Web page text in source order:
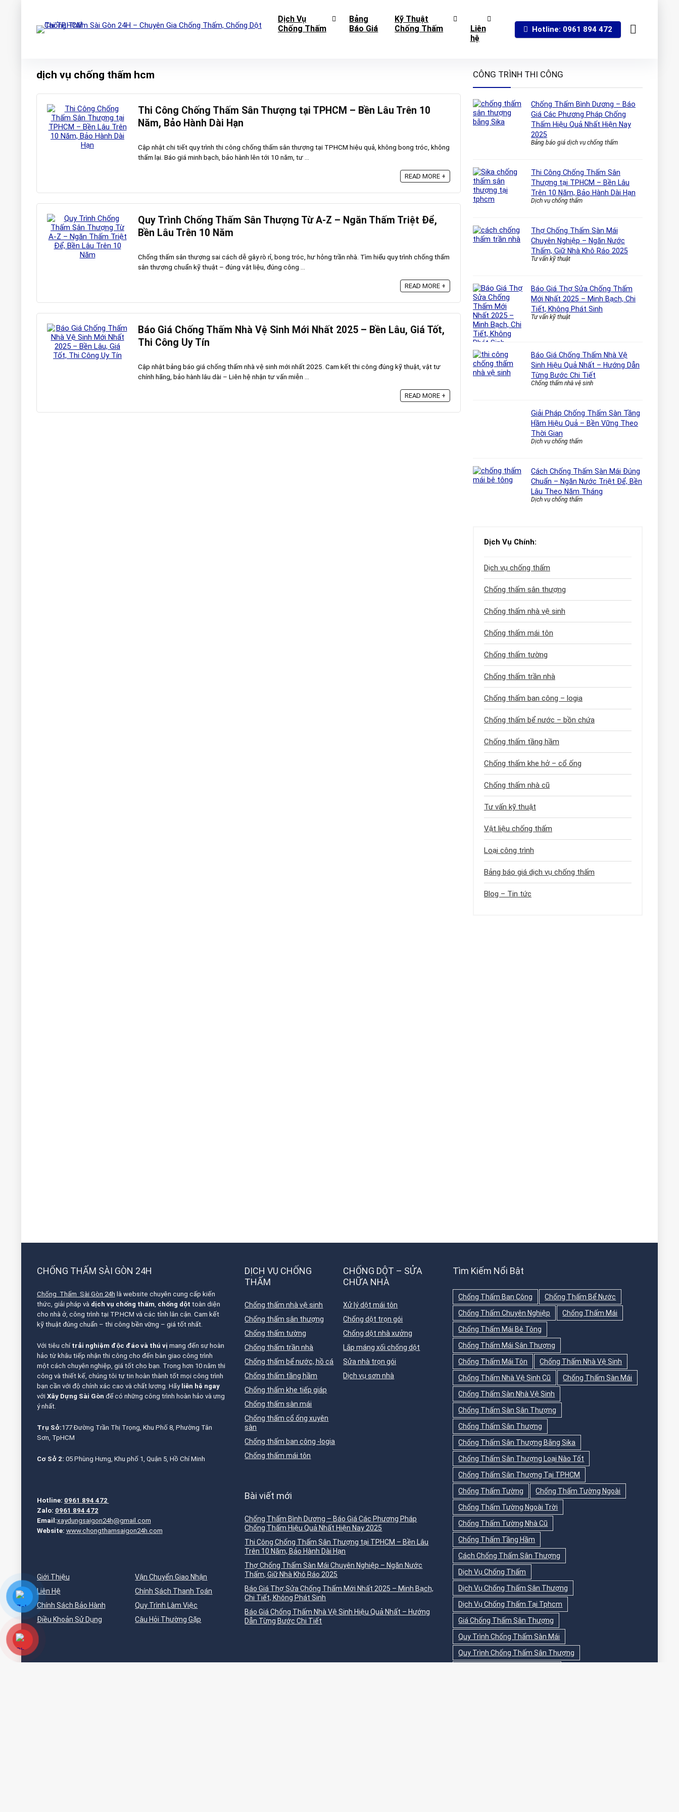
Dịch Vụ
Chống Thấm
Bảng
Báo Giá
Kỹ Thuật
Chống Thấm
Liên
hệ
Hotline: 0961 894 472
dịch vụ chống thấm hcm
Thi Công Chống Thấm Sân Thượng tại TPHCM – Bền Lâu Trên 10
Năm, Bảo Hành Dài Hạn
Cập nhật chi tiết quy trình thi công chống thấm sân thượng tại TPHCM hiệu quả, không bong tróc, không
thấm lại. Báo giá minh bạch, bảo hành lên tới 10 năm, tư ...
READ MORE +
Quy Trình Chống Thấm Sân Thượng Từ A-Z – Ngăn Thấm Triệt Để,
Bền Lâu Trên 10 Năm
Chống thấm sân thượng sai cách dễ gây rò rỉ, bong tróc, hư hỏng trần nhà. Tìm hiểu quy trình chống thấm
sân thượng chuẩn kỹ thuật – đúng vật liệu, đúng công ...
READ MORE +
Báo Giá Chống Thấm Nhà Vệ Sinh Mới Nhất 2025 – Bền Lâu, Giá Tốt,
Thi Công Uy Tín
Cập nhật bảng báo giá chống thấm nhà vệ sinh mới nhất 2025. Cam kết thi công đúng kỹ thuật, vật tư
chính hãng, bảo hành lâu dài – Liên hệ nhận tư vấn miễn ...
READ MORE +
CÔNG TRÌNH THI CÔNG
Chống Thấm Bình Dương – Báo
Giá Các Phương Pháp Chống
Thấm Hiệu Quả Nhất Hiện Nay
2025
Bảng báo giá dịch vụ chống thấm
Thi Công Chống Thấm Sân
Thượng tại TPHCM – Bền Lâu
Trên 10 Năm, Bảo Hành Dài Hạn
Dịch vụ chống thấm
Thợ Chống Thấm Sàn Mái
Chuyên Nghiệp – Ngăn Nước
Thấm, Giữ Nhà Khô Ráo 2025
Tư vấn kỹ thuật
Báo Giá Thợ Sửa Chống Thấm
Mới Nhất 2025 – Minh Bạch, Chi
Tiết, Không Phát Sinh
Tư vấn kỹ thuật
Báo Giá Chống Thấm Nhà Vệ
Sinh Hiệu Quả Nhất – Hướng Dẫn
Từng Bước Chi Tiết
Chống thấm nhà vệ sinh
Giải Pháp Chống Thấm Sàn Tầng
Hầm Hiệu Quả – Bền Vững Theo
Thời Gian
Dịch vụ chống thấm
Cách Chống Thấm Sàn Mái Đúng
Chuẩn – Ngăn Nước Triệt Để, Bền
Lâu Theo Năm Tháng
Dịch vụ chống thấm
Dịch Vụ Chính:
Dịch vụ chống thấm
Chống thấm sân thượng
Chống thấm nhà vệ sinh
Chống thấm mái tôn
Chống thấm tường
Chống thấm trần nhà
Chống thấm ban công – logia
Chống thấm bể nước – bồn chứa
Chống thấm tầng hầm
Chống thấm khe hở – cổ ống
Chống thấm nhà cũ
Tư vấn kỹ thuật
Vật liệu chống thấm
Loại công trình
Bảng báo giá dịch vụ chống thấm
Blog – Tin tức
CHỐNG THẤM SÀI GÒN 24H
Chống Thấm Sài Gòn 24h là website chuyên cung cấp kiến
thức, giải pháp và dịch vụ chống thấm, chống dột toàn diện
cho nhà ở, công trình tại TP.HCM và các tỉnh lân cận. Cam kết
kỹ thuật đúng chuẩn – thi công bền vững – giá tốt nhất.
Với tiêu chí trải nghiệm độc đáo và thú vị mang đến sự hoàn
hảo từ khâu tiếp nhận thi công cho đến bàn giao công trình
một cách chuyên nghiệp, giá tốt cho bạn. Trong hơn 10 năm thi
công và thiết kế, chúng tôi tự tin hoàn thành tốt mọi công trình
bạn cần với độ chính xác cao và chất lượng. Hãy liên hệ ngay
với Xây Dựng Sài Gòn để có những công trình hoàn hảo và ưng
ý nhất.
Trụ Sở:177 Đường Trần Thị Trọng, Khu Phố 8, Phường Tân
Sơn, TpHCM
Cơ Sở 2: 05 Phùng Hưng, Khu phố 1, Quận 5, Hồ Chí Minh
Hotline: 0961 894 472
Zalo: 0961 894 472
Email:xaydungsaigon24h@gmail.com
Website: www.chongthamsaigon24h.com
Giới Thiệu
Liên Hệ
Chính Sách Bảo Hành
Điều Khoản Sử Dụng
Vận Chuyển Giao Nhận
Chính Sách Thanh Toán
Quy Trình Làm Việc
Câu Hỏi Thường Gặp
DỊCH VỤ CHỐNG
THẤM
Chống thấm nhà vệ sinh
Chống thấm sân thượng
Chống thấm tường
Chống thấm trần nhà
Chống thấm bể nước, hồ cá
Chống thấm tầng hầm
Chống thấm khe tiếp giáp
Chống thấm sàn mái
Chống thấm cổ ống xuyên
sàn
Chống thấm ban công -logia
Chống thấm mái tôn
CHỐNG DỘT – SỬA
CHỮA NHÀ
Xử lý dột mái tôn
Chống dột trọn gói
Chống dột nhà xưởng
Lắp máng xối chống dột
Sửa nhà trọn gói
Dịch vụ sơn nhà
Bài viết mới
Chống Thấm Bình Dương – Báo Giá Các Phương Pháp
Chống Thấm Hiệu Quả Nhất Hiện Nay 2025
Thi Công Chống Thấm Sân Thượng tại TPHCM – Bền Lâu
Trên 10 Năm, Bảo Hành Dài Hạn
Thợ Chống Thấm Sàn Mái Chuyên Nghiệp – Ngăn Nước
Thấm, Giữ Nhà Khô Ráo 2025
Báo Giá Thợ Sửa Chống Thấm Mới Nhất 2025 – Minh Bạch,
Chi Tiết, Không Phát Sinh
Báo Giá Chống Thấm Nhà Vệ Sinh Hiệu Quả Nhất – Hướng
Dẫn Từng Bước Chi Tiết
Tìm Kiếm Nổi Bật
Chống Thấm Ban Công
Chống Thấm Bể Nước
Chống Thấm Chuyên Nghiệp
Chống Thấm Mái
Chống Thấm Mái Bê Tông
Chống Thấm Mái Sân Thượng
Chống Thấm Mái Tôn
Chống Thấm Nhà Vệ Sinh
Chống Thấm Nhà Vệ Sinh Cũ
Chống Thấm Sàn Mái
Chống Thấm Sàn Nhà Vệ Sinh
Chống Thấm Sàn Sân Thượng
Chống Thấm Sân Thượng
Chống Thấm Sân Thượng Bằng Sika
Chống Thấm Sân Thượng Loại Nào Tốt
Chống Thấm Sân Thượng Tại TPHCM
Chống Thấm Tường
Chống Thấm Tường Ngoài
Chống Thấm Tường Ngoài Trời
Chống Thấm Tường Nhà Cũ
Chống Thấm Tầng Hầm
Cách Chống Thấm Sân Thượng
Dịch Vụ Chống Thấm
Dịch Vụ Chống Thấm Sân Thượng
Dịch Vụ Chống Thấm Tại Tphcm
Giá Chống Thấm Sân Thượng
Quy Trình Chống Thấm Sàn Mái
Quy Trình Chống Thấm Sân Thượng